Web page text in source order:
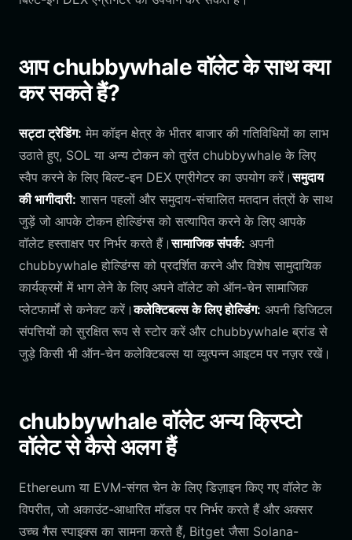
आप chubbywhale वॉलेट के साथ क्या
कर सकते हैं?
सट्टा ट्रेडिंग: मेम कॉइन क्षेत्र के भीतर बाजार की गतिविधियों का लाभ
उठाते हुए, SOL या अन्य टोकन को तुरंत chubbywhale के लिए
स्वैप करने के लिए बिल्ट-इन DEX एग्रीगेटर का उपयोग करें।समुदाय
की भागीदारी: शासन पहलों और समुदाय-संचालित मतदान तंत्रों के साथ
जुड़ें जो आपके टोकन होल्डिंग्स को सत्यापित करने के लिए आपके
वॉलेट हस्ताक्षर पर निर्भर करते हैं।सामाजिक संपर्क: अपनी
chubbywhale होल्डिंग्स को प्रदर्शित करने और विशेष सामुदायिक
कार्यक्रमों में भाग लेने के लिए अपने वॉलेट को ऑन-चेन सामाजिक
प्लेटफार्मों से कनेक्ट करें।कलेक्टिबल्स के लिए होल्डिंग: अपनी डिजिटल
संपत्तियों को सुरक्षित रूप से स्टोर करें और chubbywhale ब्रांड से
जुड़े किसी भी ऑन-चेन कलेक्टिबल्स या व्युत्पन्न आइटम पर नज़र रखें।
chubbywhale वॉलेट अन्य क्रिप्टो
वॉलेट से कैसे अलग हैं
Ethereum या EVM-संगत चेन के लिए डिज़ाइन किए गए वॉलेट के
विपरीत, जो अकाउंट-आधारित मॉडल पर निर्भर करते हैं और अक्सर
उच्च गैस स्पाइक्स का सामना करते हैं, Bitget जैसा Solana-